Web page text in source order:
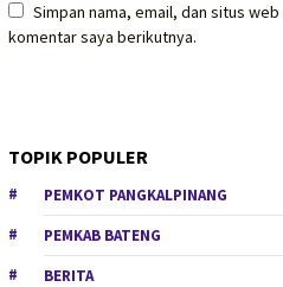
Simpan nama, email, dan situs
komentar saya berikutnya.
TOPIK POPULER
PEMKOT PANGKALPINANG
PEMKAB BATENG
BERITA